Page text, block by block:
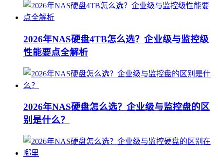
2026年NAS硬盘4TB怎么选？企业级与监控级
性能要点全解析
2026年NAS硬盘怎么选？企业级与监控盘的区
别是什么？